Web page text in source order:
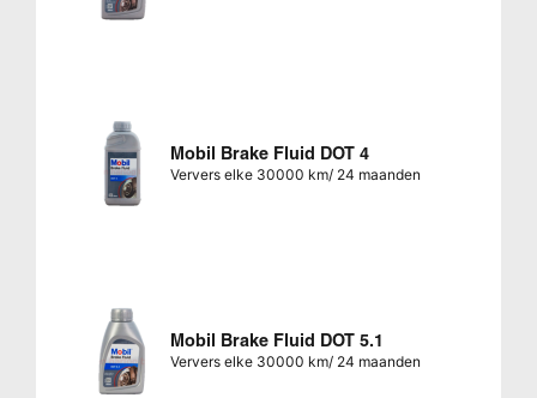
Mobil Brake Fluid DOT 4
Ververs elke 30000 km/ 24 maanden
Mobil Brake Fluid DOT 5.1
Ververs elke 30000 km/ 24 maanden